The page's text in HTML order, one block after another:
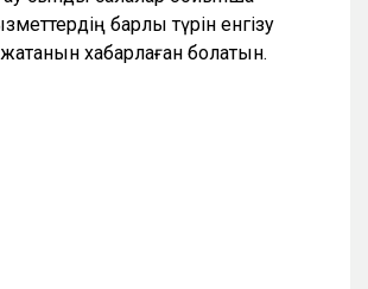
барлық түрін енгізу
хабарлаған болатын.